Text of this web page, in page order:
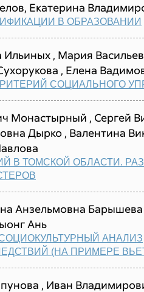
Екатерина
В ОБРАЗОВАНИИ
Ильиных , Мария
, Елена
СОЦИАЛЬНОГО
Монастырный , Сергей
Дырко , Валентина
В ТОМСКОЙ ОБЛАСТИ.
Анзельмовна
Ань
АНАЛИЗ
(НА ПРИМЕРЕ
, Иван